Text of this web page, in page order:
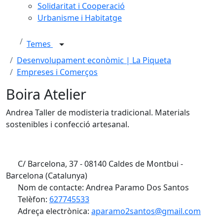
Solidaritat i Cooperació
Urbanisme i Habitatge
Temes
Desenvolupament econòmic | La Piqueta
Empreses i Comerços
Boira Atelier
Andrea Taller de modisteria tradicional. Materials
sostenibles i confecció artesanal.
C/ Barcelona, 37 - 08140 Caldes de Montbui -
Barcelona (Catalunya)
Nom de contacte: Andrea Paramo Dos Santos
Telèfon: 627745533
Adreça electrònica: aparamo2santos@gmail.com